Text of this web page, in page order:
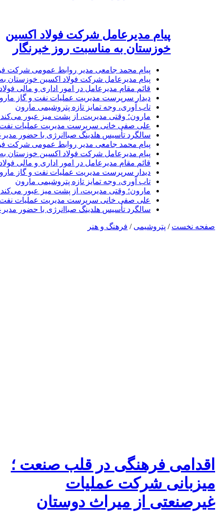
پیام مدیرعامل شرکت فولاد اکسین
خوزستان به مناسبت روز خبرنگار
پیام محمد جامعی مدیر روابط عمومی شرکت
پیام مدیرعامل شرکت فولاد اکسین خوزستان
قائم مقام مدیرعامل در امور اداری و مالی
دیدار سرپرست مدیریت عملیات نفت و گاز
تاب آوری، وجه تمایز تازه پتروشیمی مارون
مارون؛ وقتی مدیریت، از پشت میز عبور
علی صفی خانی سرپرست مدیریت عملیات
سالگرد تأسیس هلدینگ صباانرژی با حضور
پیام محمد جامعی مدیر روابط عمومی شرکت
پیام مدیرعامل شرکت فولاد اکسین خوزستان
قائم مقام مدیرعامل در امور اداری و مالی
دیدار سرپرست مدیریت عملیات نفت و گاز
تاب آوری، وجه تمایز تازه پتروشیمی مارون
مارون؛ وقتی مدیریت، از پشت میز عبور
علی صفی خانی سرپرست مدیریت عملیات
سالگرد تأسیس هلدینگ صباانرژی با حضور
صفحه نخست / پتروشیمی / فرهنگ و هنر
اقدامی فرهنگی در قلب صنعت ؛
میزبانی شرکت عملیات
غیرصنعتی از میراث دوستان